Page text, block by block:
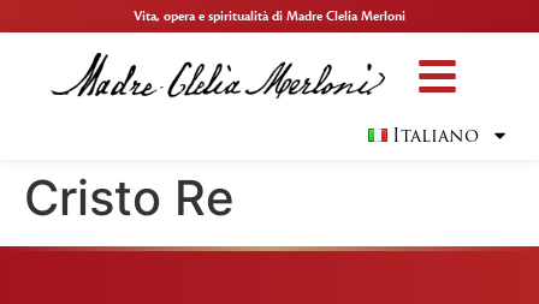
Vita, opera e spiritualità di Madre Clelia Merloni
Italiano
Cristo Re